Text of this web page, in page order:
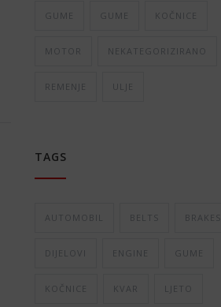
GUME GUME KOČNICE
MOTOR NEKATEGORIZIRANO
REMENJE ULJE
TAGS
AUTOMOBIL BELTS BRAKES
DIJELOVI ENGINE GUME
KOČNICE KVAR LJETO